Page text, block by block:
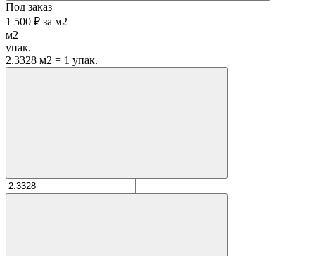
Под заказ
1 500 ₽ за м2
м2
упак.
2.3328 м2 = 1 упак.